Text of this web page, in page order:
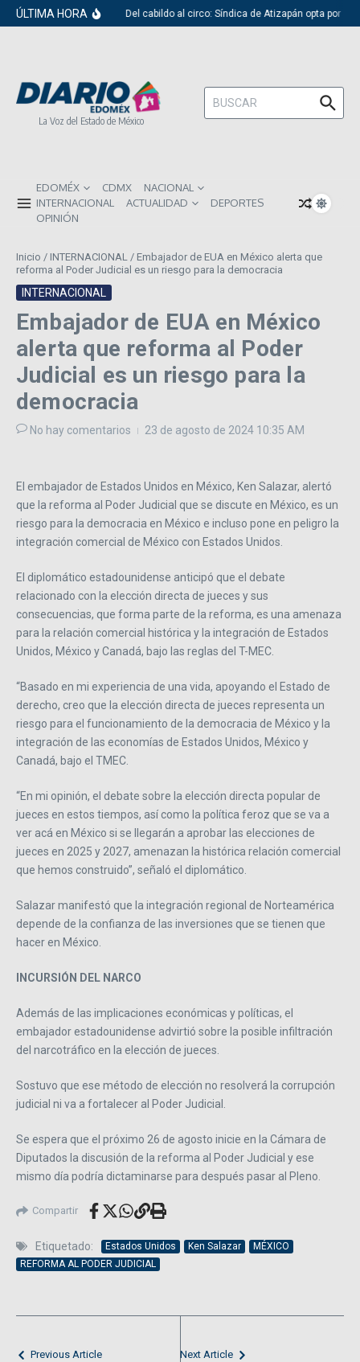
Saltar al contenido
ÚLTIMA HORA Del cabildo al circo: Síndica de Atizapán opta por el
La Voz del Estado de México
Buscar:
EDOMÉX CDMX
NACIONAL
INTERNACIONAL
ACTUALIDAD
DEPORTES
OPINIÓN
Inicio / INTERNACIONAL / Embajador de EUA en México alerta que
reforma al Poder Judicial es un riesgo para la democracia
INTERNACIONAL
Embajador de EUA en México
alerta que reforma al Poder
Judicial es un riesgo para la
democracia
No hay comentarios 23 de agosto de 2024 10:35 AM
El embajador de Estados Unidos en México, Ken Salazar, alertó
que la reforma al Poder Judicial que se discute en México, es un
riesgo para la democracia en México e incluso pone en peligro la
integración comercial de México con Estados Unidos.
El diplomático estadounidense anticipó que el debate
relacionado con la elección directa de jueces y sus
consecuencias, que forma parte de la reforma, es una amenaza
para la relación comercial histórica y la integración de Estados
Unidos, México y Canadá, bajo las reglas del T-MEC.
“Basado en mi experiencia de una vida, apoyando el Estado de
derecho, creo que la elección directa de jueces representa un
riesgo para el funcionamiento de la democracia de México y la
integración de las economías de Estados Unidos, México y
Canadá, bajo el TMEC.
“En mi opinión, el debate sobre la elección directa popular de
jueces en estos tiempos, así como la política feroz que se va a
ver acá en México si se llegarán a aprobar las elecciones de
jueces en 2025 y 2027, amenazan la histórica relación comercial
que hemos construido”, señaló el diplomático.
Salazar manifestó que la integración regional de Norteamérica
depende de la confianza de las inversiones que se tienen que
hacer en México.
INCURSIÓN DEL NARCO
Además de las implicaciones económicas y políticas, el
embajador estadounidense advirtió sobre la posible infiltración
del narcotráfico en la elección de jueces.
Sostuvo que ese método de elección no resolverá la corrupción
judicial ni va a fortalecer al Poder Judicial.
Se espera que el próximo 26 de agosto inicie en la Cámara de
Diputados la discusión de la reforma al Poder Judicial y ese
mismo día podría dictaminarse para después pasar al Pleno.
Compartir
Etiquetado: Estados Unidos Ken Salazar
MÉXICO
REFORMA AL PODER JUDICIAL
Previous Article Next Article